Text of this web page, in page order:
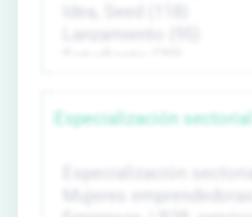
Especialización sectorial